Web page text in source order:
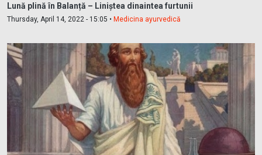
Lună plină în Balanță – Liniștea dinaintea furtunii
Thursday, April 14, 2022 - 15:05 • Medicina ayurvedică